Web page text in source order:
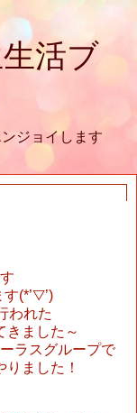
活ブ
ジョイします
す(*’▽’)
われた
きました～
ラスグループで
ました！